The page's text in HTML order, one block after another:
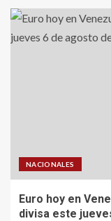
NACIONALES
Euro hoy en
divisa este